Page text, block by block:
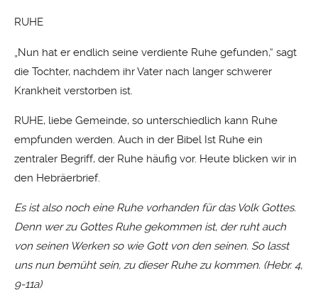
RUHE
„Nun hat er endlich seine verdiente Ruhe gefunden,“ sagt
die Tochter, nachdem ihr Vater nach langer schwerer
Krankheit verstorben ist.
RUHE, liebe Gemeinde, so unterschiedlich kann Ruhe
empfunden werden. Auch in der Bibel Ist Ruhe ein
zentraler Begriff, der Ruhe häufig vor. Heute blicken wir in
den Hebräerbrief.
Es ist also noch eine Ruhe vorhanden für das Volk Gottes.
Denn wer zu Gottes Ruhe gekommen ist, der ruht auch
von seinen Werken so wie Gott von den seinen. So lasst
uns nun bemüht sein, zu dieser Ruhe zu kommen. (Hebr. 4,
9-11a)